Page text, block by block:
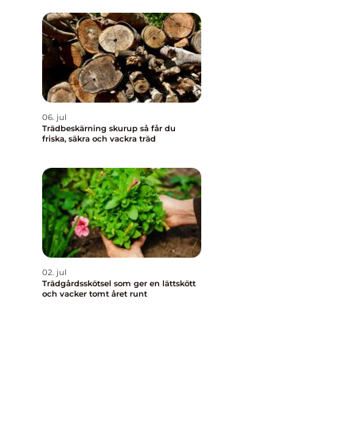
06. jul
Trädbeskärning skurup så får du
friska, säkra och vackra träd
02. jul
Trädgårdsskötsel som ger en lättskött
och vacker tomt året runt